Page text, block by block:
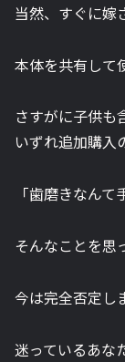
当然、すぐに嫁
本体を共有して
さすがに子供も
いずれ追加購入
「歯磨きなん
そんなことを思
今は完全否定し
迷っているあな